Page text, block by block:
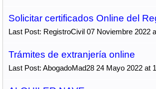
Solicitar certificados Online del
Last Post: RegistroCivil 07 Noviembre 2022
Trámites de extranjería online
Last Post: AbogadoMad28 24 Mayo 2022 at